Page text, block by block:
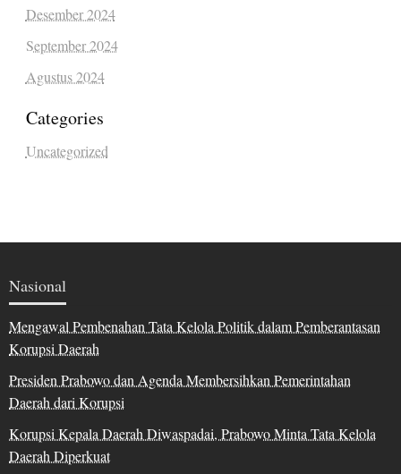
Desember 2024
September 2024
Agustus 2024
Categories
Uncategorized
Nasional
Mengawal Pembenahan Tata Kelola Politik dalam Pemberantasan
Korupsi Daerah
Presiden Prabowo dan Agenda Membersihkan Pemerintahan
Daerah dari Korupsi
Korupsi Kepala Daerah Diwaspadai, Prabowo Minta Tata Kelola
Daerah Diperkuat